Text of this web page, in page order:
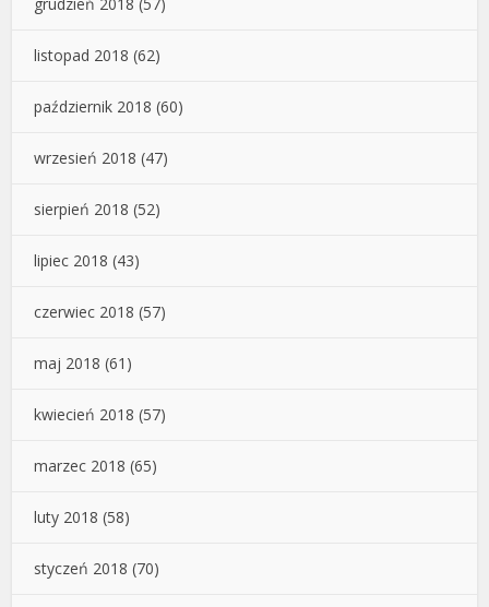
listopad 2018 (62)
październik 2018 (60)
wrzesień 2018 (47)
sierpień 2018 (52)
lipiec 2018 (43)
czerwiec 2018 (57)
maj 2018 (61)
kwiecień 2018 (57)
marzec 2018 (65)
luty 2018 (58)
styczeń 2018 (70)